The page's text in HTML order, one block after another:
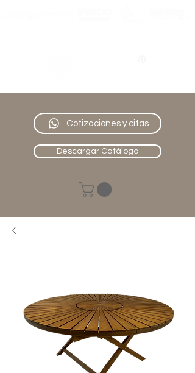
Cotizaciones y citas
Descargar Catálogo